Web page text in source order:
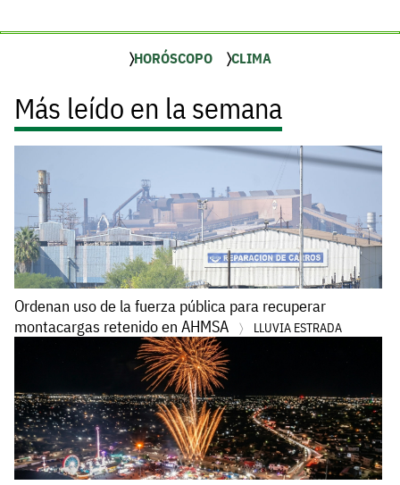
HORÓSCOPO CLIMA
Más leído en la semana
Ordenan uso de la fuerza pública para recuperar
montacargas retenido en AHMSA
LLUVIA ESTRADA